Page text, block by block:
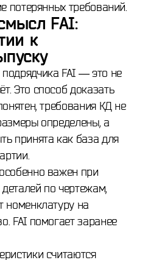
потерянных требований.
FAI:
к
FAI — это не
Это способ доказать
требования КД не
определены, а
принята как база для
важен при
по чертежам,
номенклатуру на
FAI помогает заранее
считаются